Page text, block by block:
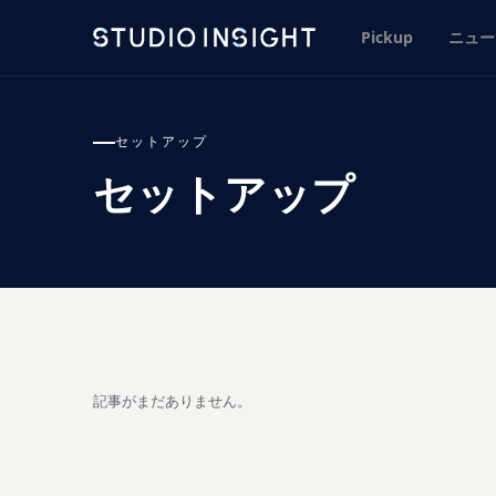
Pickup ニュ
セットアップ
セットアップ
記事がまだありません。